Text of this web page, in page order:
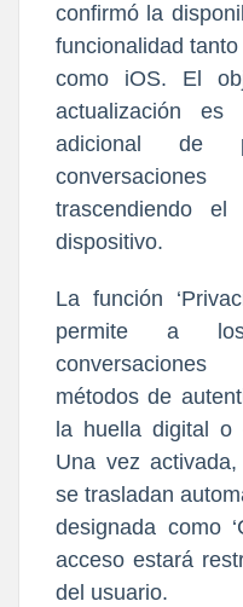
confirmó la
funcionalidad
como iOS. El
actualización es
adicional de
trascendiendo el
dispositivo.
La función
permite a
métodos de
la huella digital o
Una vez
se trasladan
designada como
acceso estará
del usuario.